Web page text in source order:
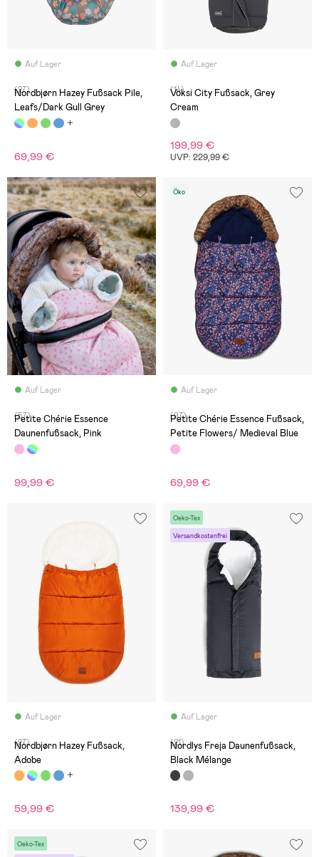
Auf Lager
(27)
Nordbjørn Hazey Fußsack Pile,
Leafs/Dark Gull Grey
69,99 €
Auf Lager
(14)
Voksi City Fußsack, Grey
Cream
199,99 €
UVP: 229,99 €
Auf Lager
(57)
Petite Chérie Essence
Daunenfußsack, Pink
99,99 €
Öko
Auf Lager
(97)
Petite Chérie Essence Fußsack,
Petite Flowers/ Medieval Blue
69,99 €
Auf Lager
(27)
Nordbjørn Hazey Fußsack,
Adobe
59,99 €
Oeko-Tex
Versandkostenfrei
Auf Lager
(21)
Nordlys Freja Daunenfußsack,
Black Mélange
139,99 €
Oeko-Tex